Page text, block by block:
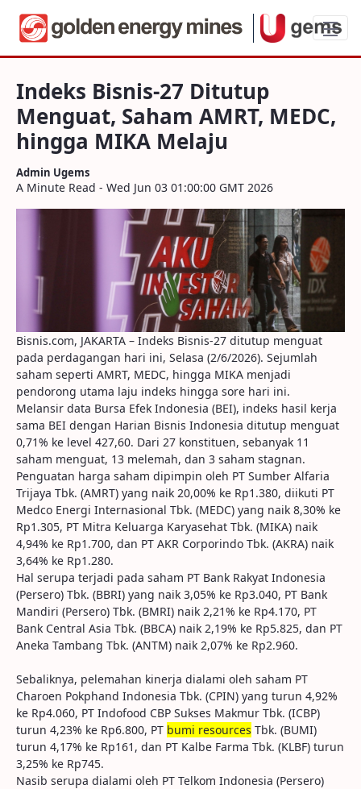
Indeks Bisnis-27 Ditutup Menguat,
Indeks Bisnis-27 Ditutup
Menguat, Saham AMRT, MEDC,
hingga MIKA Melaju
Admin Ugems
A Minute Read - Wed Jun 03 01:00:00 GMT 2026
Bisnis.com, JAKARTA – Indeks Bisnis-27 ditutup menguat
pada perdagangan hari ini, Selasa (2/6/2026). Sejumlah
saham seperti AMRT, MEDC, hingga MIKA menjadi
pendorong utama laju indeks hingga sore hari ini.
Melansir data Bursa Efek Indonesia (BEI), indeks hasil kerja
sama BEI dengan Harian Bisnis Indonesia ditutup menguat
0,71% ke level 427,60. Dari 27 konstituen, sebanyak 11
saham menguat, 13 melemah, dan 3 saham stagnan.
Penguatan harga saham dipimpin oleh PT Sumber Alfaria
Trijaya Tbk. (AMRT) yang naik 20,00% ke Rp1.380, diikuti PT
Medco Energi Internasional Tbk. (MEDC) yang naik 8,30% ke
Rp1.305, PT Mitra Keluarga Karyasehat Tbk. (MIKA) naik
4,94% ke Rp1.700, dan PT AKR Corporindo Tbk. (AKRA) naik
3,64% ke Rp1.280.
Hal serupa terjadi pada saham PT Bank Rakyat Indonesia
(Persero) Tbk. (BBRI) yang naik 3,05% ke Rp3.040, PT Bank
Mandiri (Persero) Tbk. (BMRI) naik 2,21% ke Rp4.170, PT
Bank Central Asia Tbk. (BBCA) naik 2,19% ke Rp5.825, dan PT
Aneka Tambang Tbk. (ANTM) naik 2,07% ke Rp2.960.
Sebaliknya, pelemahan kinerja dialami oleh saham PT
Charoen Pokphand Indonesia Tbk. (CPIN) yang turun 4,92%
ke Rp4.060, PT Indofood CBP Sukses Makmur Tbk. (ICBP)
turun 4,23% ke Rp6.800, PT bumi resources Tbk. (BUMI)
turun 4,17% ke Rp161, dan PT Kalbe Farma Tbk. (KLBF) turun
3,25% ke Rp745.
Nasib serupa dialami oleh PT Telkom Indonesia (Persero)